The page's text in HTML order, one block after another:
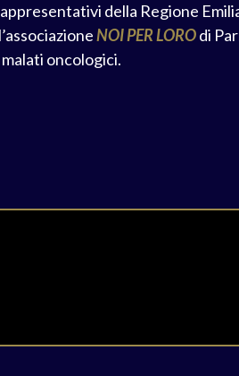
della Regione
NOI PER LOROdi
oncologici.